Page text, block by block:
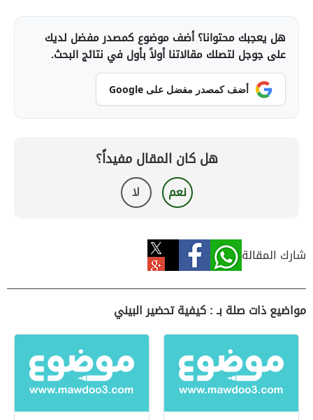
هل يعجبك محتوانا؟ أضف موضوع كمصدر مفضل لديك
على جوجل لتصلك مقالاتنا أولاً بأول في نتائج البحث.
أضف كمصدر مفضل على Google
هل كان المقال مفيداً؟
نعم لا
شارك المقالة
مواضيع ذات صلة بـ : كيفية تحضير البيني